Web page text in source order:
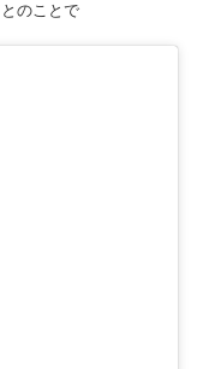
とのことで